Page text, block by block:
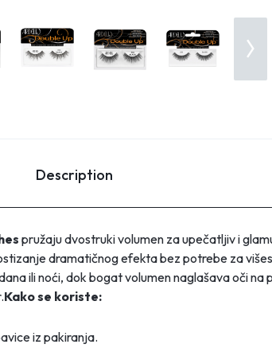
Description
pružaju dvostruki volumen za upečatljiv i
dramatičnog efekta bez potrebe za
ili noći, dok bogat volumen naglašava oči
Kako se koriste:
iz pakiranja.